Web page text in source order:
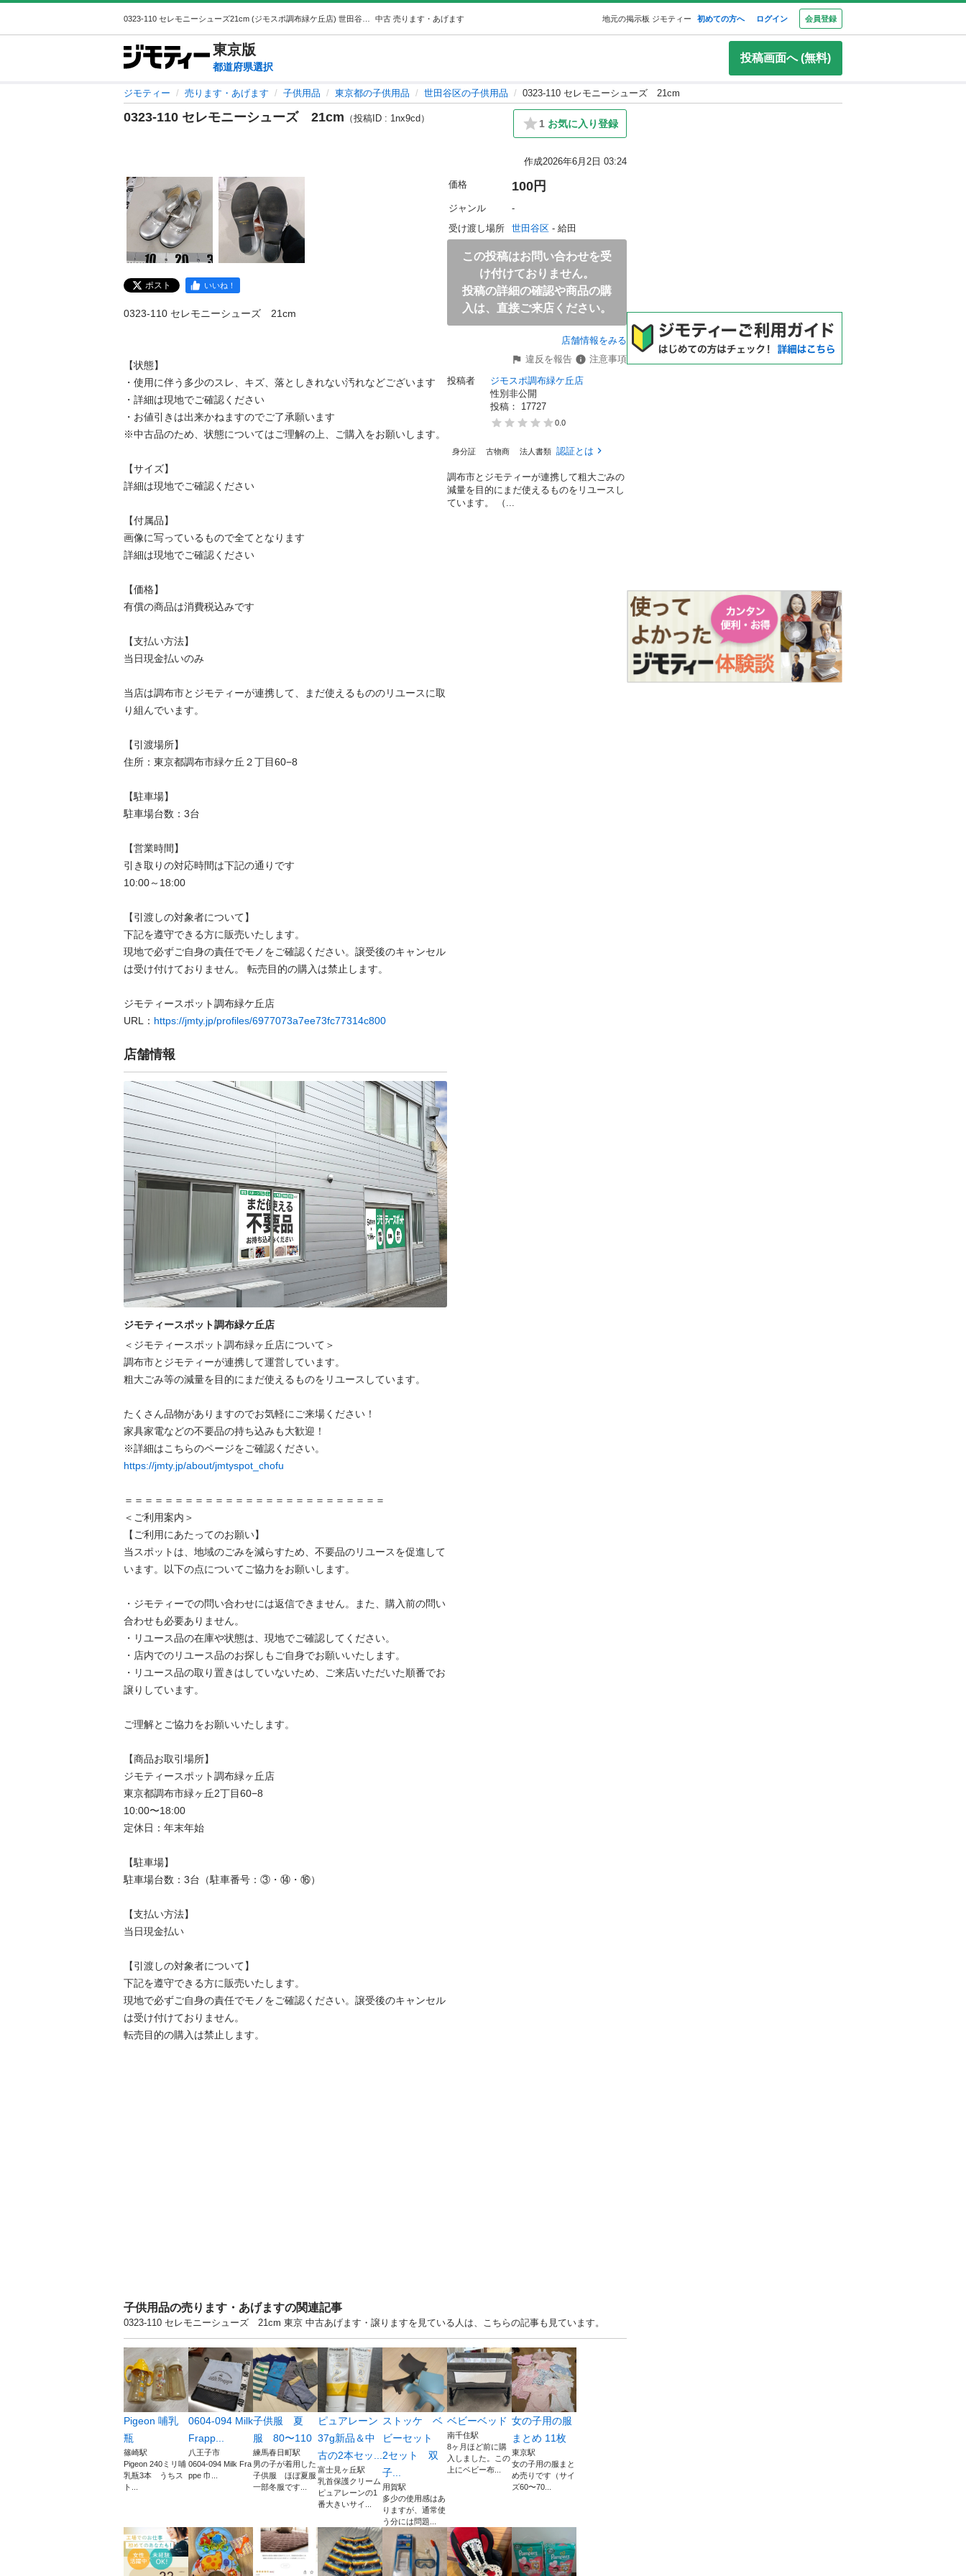
中古 売ります・あげます 地元の掲示板 ジモティー 初めての方へ ログイン 会員登録
東京版
都道府県選択
投稿画面へ (無料)
ジモティー 売ります・あげます 子供用品 東京都の子供用品 世田谷区の子供用品 0323-110 セレモニーシューズ 21cm
0323-110 セレモニーシューズ 21cm （投稿ID : 1nx9cd） 1 お気に入り登録
作成2026年6月2日 03:24
ポスト いいね！
0323-110 セレモニーシューズ　21cm
【状態】
・使用に伴う多少のスレ、キズ、落としきれない汚れなどございます
・詳細は現地でご確認ください
・お値引きは出来かねますのでご了承願います
※中古品のため、状態についてはご理解の上、ご購入をお願いします。
【サイズ】
詳細は現地でご確認ください
【付属品】
画像に写っているもので全てとなります
詳細は現地でご確認ください
【価格】
有償の商品は消費税込みです
【⽀払い⽅法】
当⽇現⾦払いのみ
当店は調布市とジモティーが連携して、まだ使えるもののリユースに取
り組んでいます。
【引渡場所】
住所：東京都調布市緑ケ丘２丁目60−8
【駐⾞場】
駐車場台数：3台
【営業時間】
引き取りの対応時間は下記の通りです
10:00～18:00
【引渡しの対象者について】
下記を遵守できる⽅に販売いたします。
現地で必ずご⾃⾝の責任でモノをご確認ください。譲受後のキャンセル
は受け付けておりません。 転売⽬的の購⼊は禁⽌します。
ジモティースポット調布緑ケ丘店
URL： https://jmty.jp/profiles/6977073a7ee73fc77314c800
店舗情報
ジモティースポット調布緑ケ丘店
＜ジモティースポット調布緑ヶ丘店について＞
調布市とジモティーが連携して運営しています。
粗⼤ごみ等の減量を⽬的にまだ使えるものをリユースしています。
たくさん品物がありますのでお気軽にご来場ください！
家具家電などの不要品の持ち込みも大歓迎！
https://jmty.jp/about/jmtyspot_chofu
＝＝＝＝＝＝＝＝＝＝＝＝＝＝＝＝＝＝＝＝＝＝＝＝＝＝
＜ご利用案内＞
【ご利用にあたってのお願い】
当スポットは、地域のごみを減らすため、不要品のリユースを促進して
います。以下の点についてご協力をお願いします。
・ジモティーでの問い合わせには返信できません。また、購入前の問い
合わせも必要ありません。
・リユース品の在庫や状態は、現地でご確認してください。
・店内でのリユース品のお探しもご自身でお願いいたします。
・リユース品の取り置きはしていないため、ご来店いただいた順番でお
譲りしています。
ご理解とご協力をお願いいたします。
【商品お取引場所】
ジモティースポット調布緑ヶ丘店
東京都調布市緑ヶ丘2丁目60−8
10:00〜18:00
定休日：年末年始
【駐⾞場】
駐車場台数：3台（駐車番号：③・⑭・⑯）
【⽀払い⽅法】
当日現金払い
【引渡しの対象者について】
下記を遵守できる⽅に販売いたします。
現地で必ずご⾃⾝の責任でモノをご確認ください。譲受後のキャンセル
は受け付けておりません。
転売⽬的の購⼊は禁⽌します。
価格 100円
ジャンル
-
受け渡し場所
世田谷区 - 給田
この投稿はお問い合わせを受
け付けておりません。
投稿の詳細の確認や商品の購
入は、直接ご来店ください。
店舗情報をみる
違反を報告
注意事項
投稿者
ジモスポ調布緑ケ丘店
性別非公開
投稿： 17727
0.0
身分証 古物商 法人書類 認証とは
調布市とジモティーが連携して粗⼤ごみの
減量を⽬的にまだ使えるものをリユースし
ています。 （...
子供用品の売ります・あげますの関連記事
0323-110 セレモニーシューズ 21cm 東京 中古あげます・譲りますを見ている人は、こちらの記事も見ています。
Pigeon 哺乳
瓶
篠崎駅
Pigeon 240ミリ哺
乳瓶3本 うちス
ト...
0604-094 Milk
Frapp...
八王子市
0604-094 Milk Fra
ppe 巾...
子供服 夏
服 80〜110
練馬春日町駅
男の子が着用した
子供服 ほぼ夏服
一部冬服です...
ピュアレーン
37g新品＆中
古の2本セッ...
富士見ヶ丘駅
乳首保護クリーム
ピュアレーンの1
番大きいサイ...
ストッケ ベ
ビーセット
2セット 双
子...
用賀駅
多少の使用感はあ
りますが、通常使
う分には問題...
ベビーベッド
南千住駅
8ヶ月ほど前に購
入しました。この
上にベビー布...
女の子用の服
まとめ 11枚
東京駅
女の子用の服まと
め売りです（サイ
ズ60〜70...